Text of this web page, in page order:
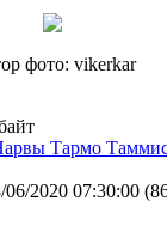
фото: vikerkar
Тармо
06/2020 07:30:00 (